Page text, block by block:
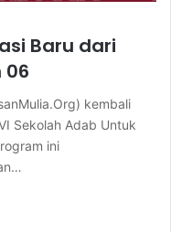
Baru dari
06
kembali
Sekolah Adab Untuk
ini